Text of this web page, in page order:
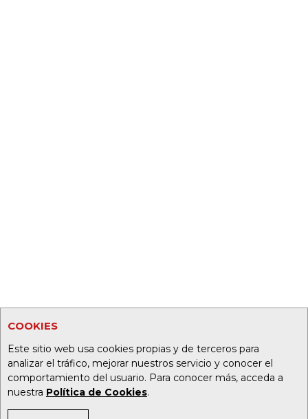
COOKIES
Este sitio web usa cookies propias y de terceros para
analizar el tráfico, mejorar nuestros servicio y conocer el
comportamiento del usuario. Para conocer más, acceda a
nuestra Política de Cookies.